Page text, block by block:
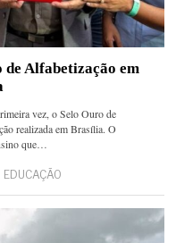
de Alfabetização em
vez, o Selo Ouro de
realizada em Brasília. O
que…
EDUCAÇÃO